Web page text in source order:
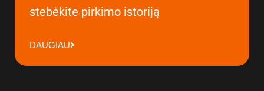
stebėkite pirkimo istoriją
DAUGIAU